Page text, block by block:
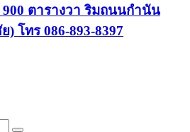
ตารางวา ริมถนนกำนัน
โทร 086-893-8397